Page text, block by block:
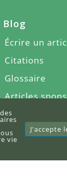
Blog
Écrire un
Citations
Glossaire
Articles
À propos du
Sitemap
E-books
vie
J'accepte